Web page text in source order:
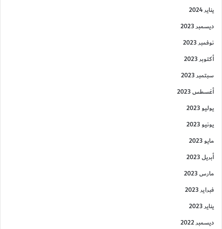
يناير 2024
ديسمبر 2023
نوفمبر 2023
أكتوبر 2023
سبتمبر 2023
أغسطس 2023
يوليو 2023
يونيو 2023
مايو 2023
أبريل 2023
مارس 2023
فبراير 2023
يناير 2023
ديسمبر 2022